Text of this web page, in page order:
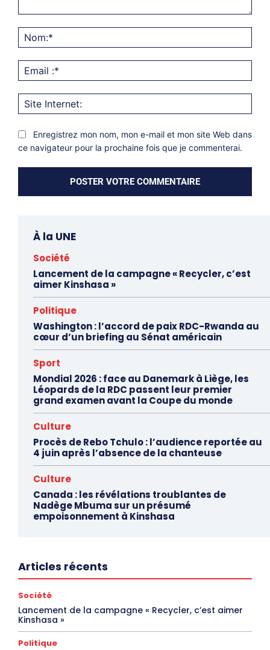
:*
Enregistrez mon nom, mon e-mail et mon site Web dans
ce navigateur pour la prochaine fois que je commenterai.
À la UNE
Société
Lancement de la campagne « Recycler, c’est
aimer Kinshasa »
Politique
Washington : l’accord de paix RDC-Rwanda au
cœur d’un briefing au Sénat américain
Sport
Mondial 2026 : face au Danemark à Liège, les
Léopards de la RDC passent leur premier
grand examen avant la Coupe du monde
Culture
Procès de Rebo Tchulo : l’audience reportée au
4 juin après l’absence de la chanteuse
Culture
Canada : les révélations troublantes de
Nadège Mbuma sur un présumé
empoisonnement à Kinshasa
Articles récents
Société
Lancement de la campagne « Recycler, c’est aimer
Kinshasa »
Politique